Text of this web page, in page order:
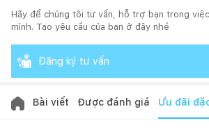
Hãy để chúng tôi tư vấn, hỗ trợ bạn trong
mình. Tạo yêu cầu của bạn ở đây nhé
Đăng ký tư vấn
Bài viết Được đánh giá Ưu đãi